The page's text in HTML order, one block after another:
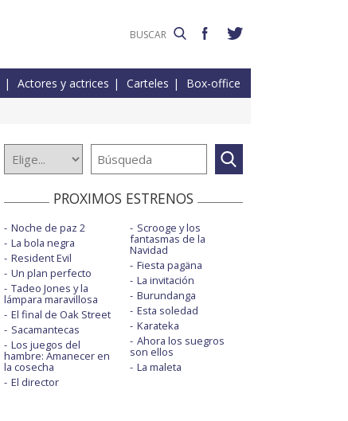
Actores y actrices Carteles Box-office
PROXIMOS ESTRENOS
Noche de paz 2
La bola negra
Resident Evil
Un plan perfecto
Tadeo Jones y la
lámpara maravillosa
El final de Oak Street
Sacamantecas
Los juegos del
hambre: Amanecer en
la cosecha
El director
Scrooge y los
fantasmas de la
Navidad
Fiesta pagäna
La invitación
Burundanga
Esta soledad
Karateka
Ahora los suegros
son ellos
La maleta